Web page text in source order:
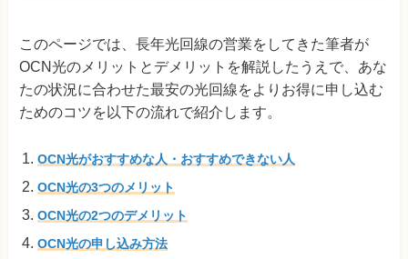
このページでは、長年光回線の営業をしてきた筆者が
OCN光のメリットとデメリットを解説したうえで、あな
たの状況に合わせた最安の光回線をよりお得に申し込む
ためのコツを以下の流れで紹介します。
OCN光がおすすめな人・おすすめできない人
OCN光の3つのメリット
OCN光の2つのデメリット
OCN光の申し込み方法